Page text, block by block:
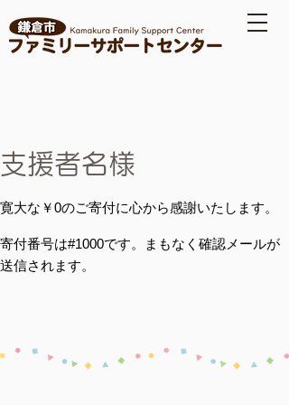
支援者名様
寛大な￥0のご寄付に心から感謝いたします。
寄付番号は#1000です。まもなく確認メールが
送信されます。